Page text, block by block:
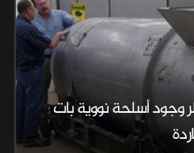
وجود أسلحة نووية بات